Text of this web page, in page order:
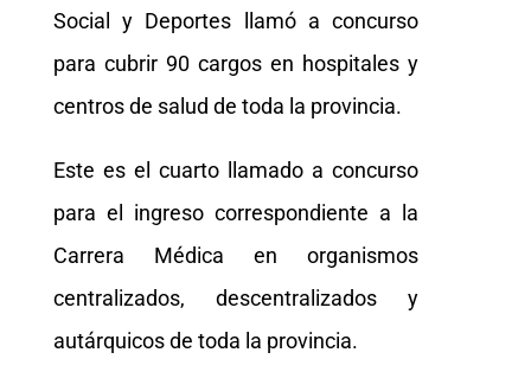
Social y Deportes llamó a concurso
para cubrir 90 cargos en hospitales y
centros de salud de toda la provincia.
Este es el cuarto llamado a concurso
para el ingreso correspondiente a la
Carrera Médica en organismos
centralizados, descentralizados y
autárquicos de toda la provincia.